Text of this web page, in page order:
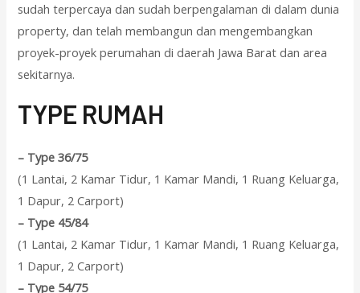
sudah terpercaya dan sudah berpengalaman di dalam dunia
property, dan telah membangun dan mengembangkan
proyek-proyek perumahan di daerah Jawa Barat dan area
sekitarnya.
TYPE RUMAH
– Type 36/75
(1 Lantai, 2 Kamar Tidur, 1 Kamar Mandi, 1 Ruang Keluarga,
1 Dapur, 2 Carport)
– Type 45/84
(1 Lantai, 2 Kamar Tidur, 1 Kamar Mandi, 1 Ruang Keluarga,
1 Dapur, 2 Carport)
– Type 54/75